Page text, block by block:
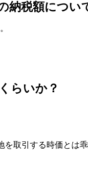
納税額につい
らいか？
取引する時価とは